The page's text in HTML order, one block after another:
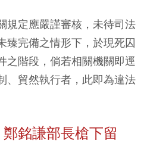
規定應嚴謹審核，未待司法
臻完備之情形下，於現死囚
之階段，倘若相關機關即逕
、貿然執行者，此即為違法
銘謙部長槍下留